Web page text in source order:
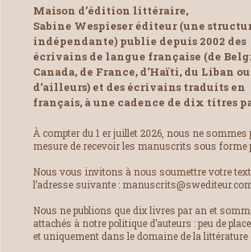
Maison d’édition littéraire,
Sabine Wespieser éditeur (une
indépendante) publie depuis 2002 des
écrivains de langue française (de
Canada, de France, d’Haïti, du Liban ou
d’ailleurs) et des écrivains traduits en
français, à une cadence de dix titres
À compter du 1 er juillet 2026, nous ne sommes
mesure de recevoir les manuscrits sous forme
Nous vous invitons à nous soumettre votre
l’adresse suivante :
Nous ne publions que dix livres par an et
attachés à notre politique d’auteurs : peu de
et uniquement dans le domaine de la littérature